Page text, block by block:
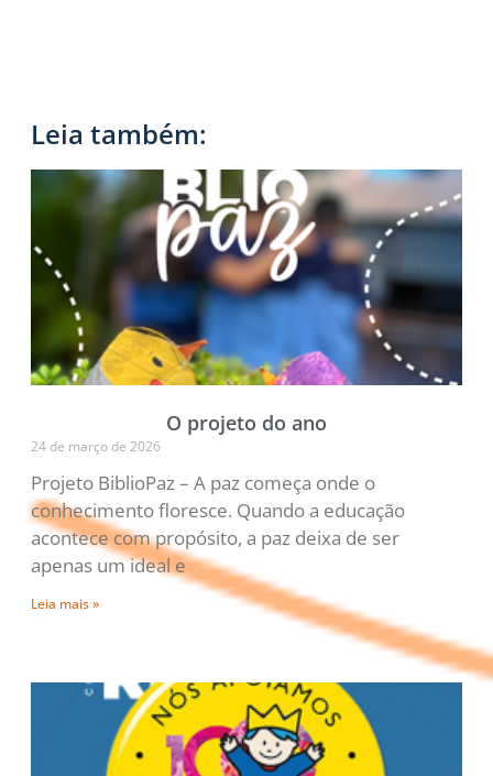
Leia também:
O projeto do ano
24 de março de 2026
Projeto BiblioPaz – A paz começa onde o
conhecimento floresce. Quando a educação
acontece com propósito, a paz deixa de ser
apenas um ideal e
Leia mais »